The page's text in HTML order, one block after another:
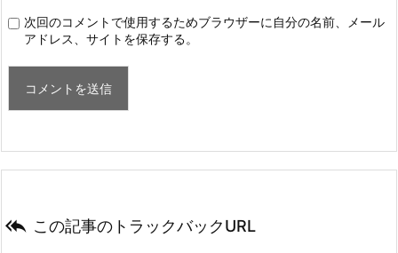
次回のコメントで使用するためブラウザーに自分の名前、メール
アドレス、サイトを保存する。
 この記事のトラックバックURL